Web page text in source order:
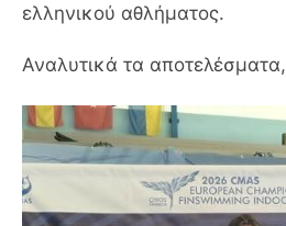
ελληνικού αθλήματος.
Αναλυτικά τα αποτελέσματα,